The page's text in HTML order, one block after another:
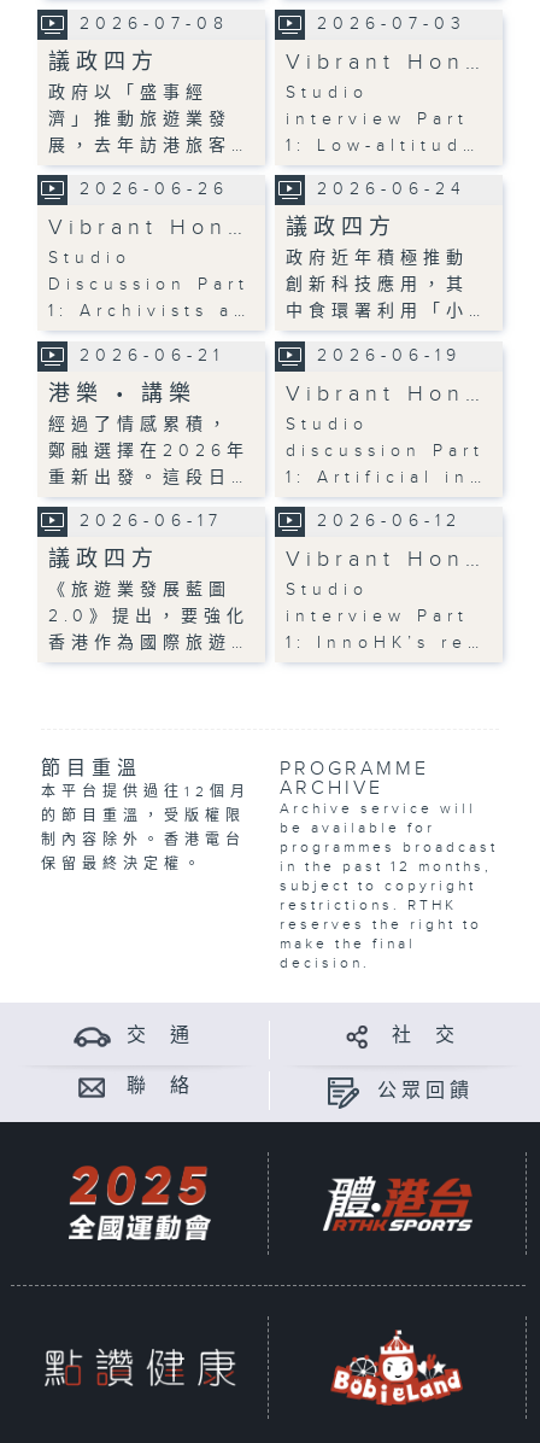
2026-07-08
議政四方
政府以「盛事經
濟」推動旅遊業發
展，去年訪港旅客…
2026-07-03
Vibrant Hon…
Studio
interview Part
1: Low-altitud…
2026-06-26
Vibrant Hon…
Studio
Discussion Part
1: Archivists a…
2026-06-24
議政四方
政府近年積極推動
創新科技應用，其
中食環署利用「小…
2026-06-21
港樂 • 講樂
經過了情感累積，
鄭融選擇在2026年
重新出發。這段日…
2026-06-19
Vibrant Hon…
Studio
discussion Part
1: Artificial in…
2026-06-17
議政四方
《旅遊業發展藍圖
2.0》提出，要強化
香港作為國際旅遊…
2026-06-12
Vibrant Hon…
Studio
interview Part
1: InnoHK’s re…
節目重溫
本平台提供過往12個月
的節目重溫，受版權限
制內容除外。香港電台
保留最終決定權。
PROGRAMME
ARCHIVE
Archive service will
be available for
programmes broadcast
in the past 12 months,
subject to copyright
restrictions. RTHK
reserves the right to
make the final
decision.
交 通 社 交
聯 絡 公眾回饋